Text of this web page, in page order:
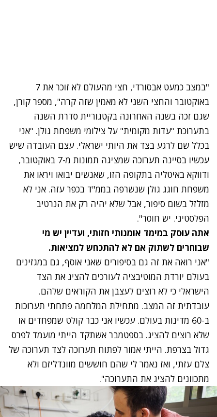
"במצב כמעט אבסורדי, חצי מהעולם לא זוכר את 7
באוקטובר והחצי השני לא מאמין שזה קרה", מספר קורן,
שגם זכה בשנה האחרונה בקטגוריית סדרת השנה
בתערוכת "עדות מקומית" על צילומי משפחת גולן. "אני
בכלל שם לרגע בצד את היותי ישראלי. עצם העובדה שיש
עכשיו בסיינה תערוכה שמציגה תמונות מ-7 באוקטובר,
ודווקא באיטליה בתקופה הזו, שאנשים יבואו ויראו את
משפחת חוגג גולן שנשרפה בממ"ד בכפר עזה. אני לא
מזלזל בשום סיפור, אבל שלא יהיה רק את הנרטיב
הפלסטיני. יש חוסר".
אתה עוסק במימד אומנותי חזותי, ועדיין יש מי
שבוחרים לשתוק אם לא להתכחש למציאות.
"אני רואה את זה גם בסיפורים שאני אוסף, גם במגזינים
בעולם יורדת המוטיבציה לעורכים להציג את הצד
הישראלי כי לא רוצים לעצבן את הקוראים שלהם.
עובדתית זה המצב. מתחילת המלחמה פתחתי תערוכות
ב-60 מדינות בעולם. עכשיו אני כבר קולט שמפחדים או
שלא רוצים להציג. בספטמבר אשתקד הייתי מועמד לפרס
גדול בצרפת. הייתי אמור לפתוח תערוכה לצד תערוכה של
צלם עזתי, ואז נאמר לי שהם חוששים מוונדליזם ולא
מתכוונים להציג את התערוכה".